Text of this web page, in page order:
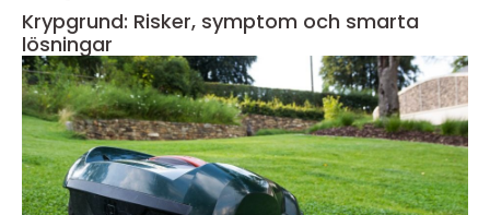
Krypgrund: Risker, symptom och smarta
lösningar